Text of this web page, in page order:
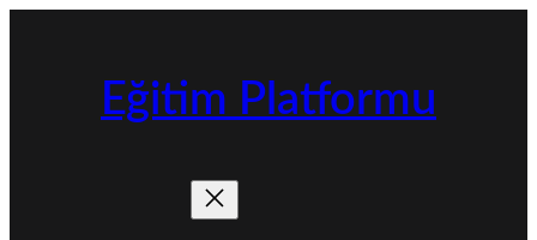
Eğitim Platformu